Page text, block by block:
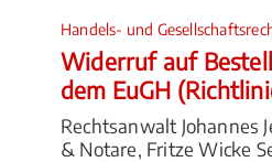
Handels- und
Widerruf auf
dem EuGH
Rechtsanwalt Johannes
& Notare, Fritze Wicke